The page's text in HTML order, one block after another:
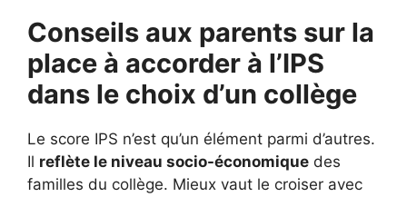
Conseils aux parents sur la
place à accorder à l’IPS
dans le choix d’un collège
Le score IPS n’est qu’un élément parmi d’autres.
Il reflète le niveau socio-économique des
familles du collège. Mieux vaut le croiser avec